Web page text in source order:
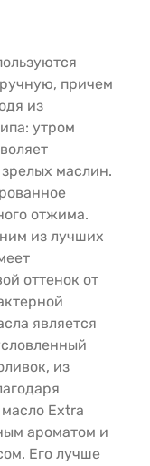
причем
из
утром
маслин.
отжима.
из лучших
оттенок от
является
из
Extra
ароматом и
Его лучше